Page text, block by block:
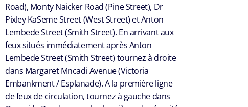
Road), Monty Naicker Road (Pine Street), Dr
Pixley KaSeme Street (West Street) et Anton
Lembede Street (Smith Street). En arrivant aux
feux situés immédiatement après Anton
Lembede Street (Smith Street) tournez à droite
dans Margaret Mncadi Avenue (Victoria
Embankment / Esplanade). A la première ligne
de feux de circulation, tournez à gauche dans